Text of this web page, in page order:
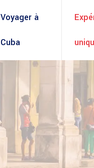
Voyager à
Cuba